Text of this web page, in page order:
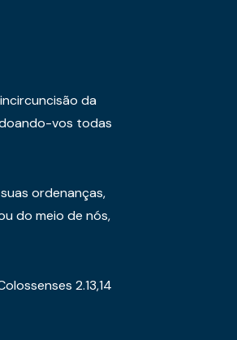
da
vos todas
ordenanças,
do meio de nós,
2.13,14